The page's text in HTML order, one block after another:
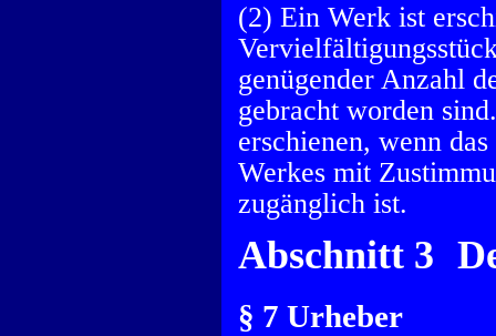
(2) Ein Werk ist
genügender Anzahl
gebracht worden
erschienen, wenn
Werkes mit
zugänglich ist.
Abschnitt 3
§ 7 Urheber